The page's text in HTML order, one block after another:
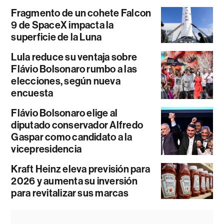
Fragmento de un cohete Falcon
9 de SpaceX impacta la
superficie de la Luna
Lula reduce su ventaja sobre
Flávio Bolsonaro rumbo a las
elecciones, según nueva
encuesta
Flávio Bolsonaro elige al
diputado conservador Alfredo
Gaspar como candidato a la
vicepresidencia
Kraft Heinz eleva previsión para
2026 y aumenta su inversión
para revitalizar sus marcas